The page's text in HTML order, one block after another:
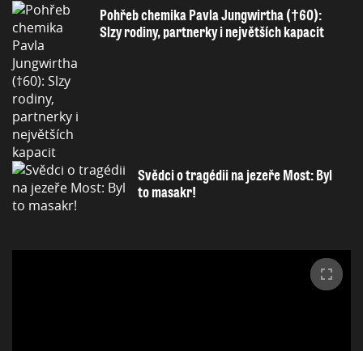
Pohřeb chemika Pavla Jungwirtha (†60):
Slzy rodiny, partnerky i největších kapacit
Svědci o tragédii na jezeře Most: Byl
to masakr!